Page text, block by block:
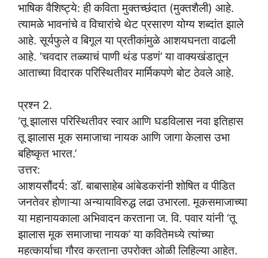
भाषिक वैशिष्ट्ये: ही कविता मुक्तच्छंदात (मुक्तशैली) आहे.
त्यामळे भावनांचे व विचारांचे थेट प्रसारण योग्य शब्दांत झाले
आहे. सूर्यफुले व बिगूल या प्रतीकांमुळे आशयघनता वाढली
आहे. ‘चवदार तळ्याचं पाणी थंड पडणं’ या वाक्यखंडातून
आताच्या विदारक परिस्थितीवर मार्मिकपणे बोट ठेवले आहे.
प्रश्न 2.
‘तू झालास परिस्थितीवर स्वार आणि घडविलास नवा इतिहास
तू झालास मूक समाजाचा नायक आणि जागा केलास उभा
बहिष्कृत भारत.’
उत्तर:
आशयसौंदर्य: डॉ. बाबासाहेब आंबेडकरांनी शोषित व पीडित
जनतेवर होणाऱ्या अन्यायाविरुद्ध लढा उभारला. मूकसमाजाच्या
या महानायकाला अभिवादन करताना ज. वि. पवार यांनी ‘तू
झालास मूक समाजाचा नायक’ या कवितेमध्ये त्यांच्या
महत्कार्याचा गौरव करताना उपरोक्त ओळी लिहिल्या आहेत.